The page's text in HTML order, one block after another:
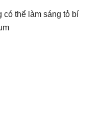
có thể làm sáng tỏ bí